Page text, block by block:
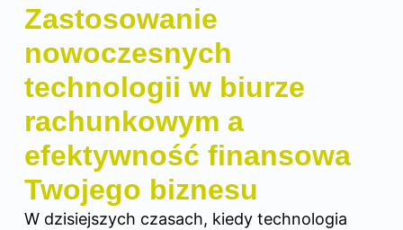
Zastosowanie
nowoczesnych
technologii w biurze
rachunkowym a
efektywność finansowa
Twojego biznesu
W dzisiejszych czasach, kiedy technologia